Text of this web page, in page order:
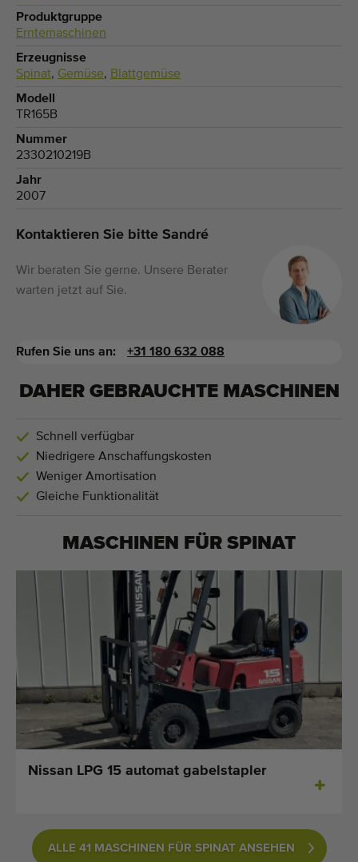
Produktgruppe
Erntemaschinen
Erzeugnisse
Spinat, Gemüse, Blattgemüse
Modell
TR165B
Nummer
2330210219B
Jahr
2007
Kontaktieren Sie bitte Sandré
Wir beraten Sie gerne. Unsere Berater
warten jetzt auf Sie.
Rufen Sie uns an: +31 180 632 088
DAHER GEBRAUCHTE MASCHINEN
Schnell verfügbar
Niedrigere Anschaffungskosten
Weniger Amortisation
Gleiche Funktionalität
MASCHINEN FÜR SPINAT
Nissan LPG 15 automat gabelstapler
ALLE 41 MASCHINEN FÜR SPINAT ANSEHEN